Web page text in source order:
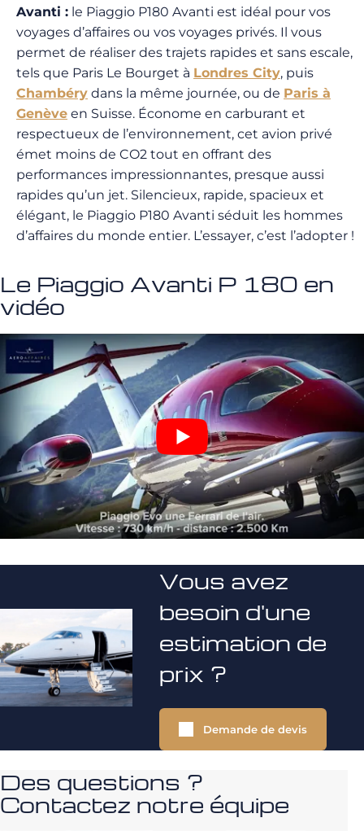
Avanti : le Piaggio P180 Avanti est idéal pour vos
voyages d’affaires ou vos voyages privés. Il vous
permet de réaliser des trajets rapides et sans escale,
tels que Paris Le Bourget à Londres City, puis
Chambéry dans la même journée, ou de Paris à
Genève en Suisse. Économe en carburant et
respectueux de l’environnement, cet avion privé
émet moins de CO2 tout en offrant des
performances impressionnantes, presque aussi
rapides qu’un jet. Silencieux, rapide, spacieux et
élégant, le Piaggio P180 Avanti séduit les hommes
d’affaires du monde entier. L’essayer, c’est l’adopter !
Le Piaggio Avanti P 180 en
vidéo
Vous avez
besoin d'une
estimation de
prix ?
Demande de devis
Des questions ?
Contactez notre équipe